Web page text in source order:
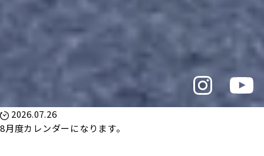
2026.07.26
8月度カレンダーになります。